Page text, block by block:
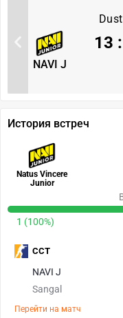
NAVI J
13 :
История встреч
Natus Vincere
Junior
1 (100%)
NAVI J
Sangal
Перейти на матч
CCT